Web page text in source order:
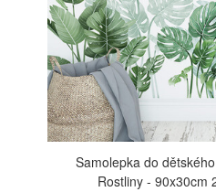
Samolepka do
Rostliny - 90x30cm